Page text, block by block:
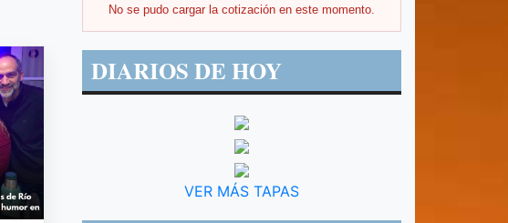
No se pudo cargar la cotización en este momento.
DIARIOS DE HOY
VER MÁS TAPAS